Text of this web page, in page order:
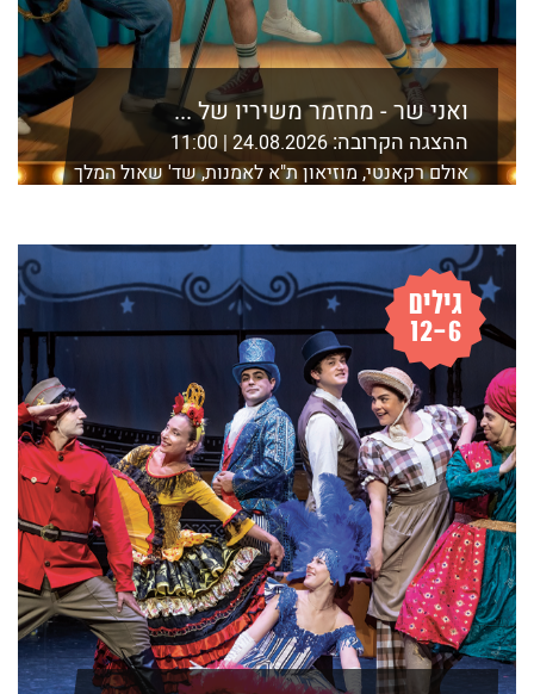
ואני שר - מחזמר משיריו של ...
ההצגה הקרובה:24.08.2026 | 11:00
אולם רקאנטי, מוזיאון ת"א לאמנות, שד' שאול המלך